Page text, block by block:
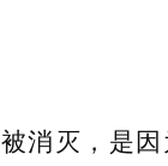
消灭，是